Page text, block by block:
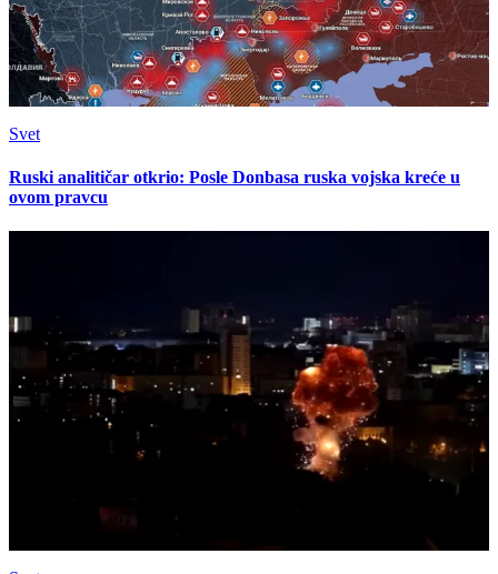
Svet
Ruski analitičar otkrio: Posle Donbasa ruska vojska kreće u
ovom pravcu